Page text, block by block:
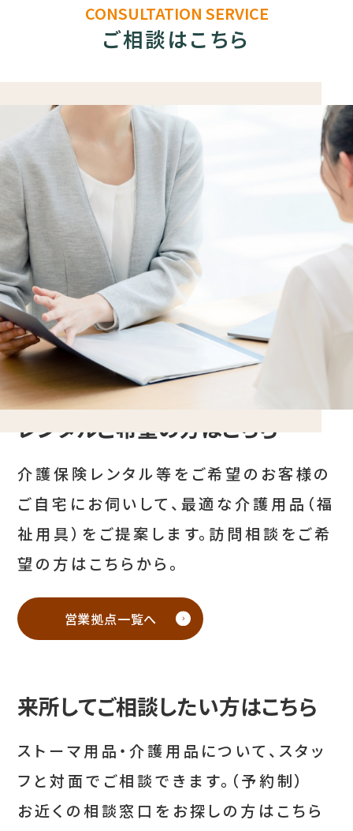
CONSULTATION SERVICE
ご相談はこちら
レンタルご希望の方はこちら
介護保険レンタル等をご希望のお客様の
ご自宅にお伺いして、最適な介護用品（福
祉用具）をご提案します。訪問相談をご希
望の方はこちらから。
営業拠点一覧へ
来所してご相談したい方はこちら
ストーマ用品・介護用品について、スタッ
フと対面でご相談できます。（予約制）
お近くの相談窓口をお探しの方はこちら